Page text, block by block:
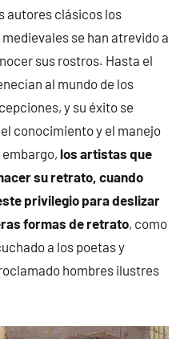
autores clásicos los
se han atrevido a
sus rostros. Hasta el
al mundo de los
y su éxito se
conocimiento y el manejo
los artistas que
su retrato, cuando
privilegio para deslizar
formas de retrato, como
a los poetas y
hombres ilustres